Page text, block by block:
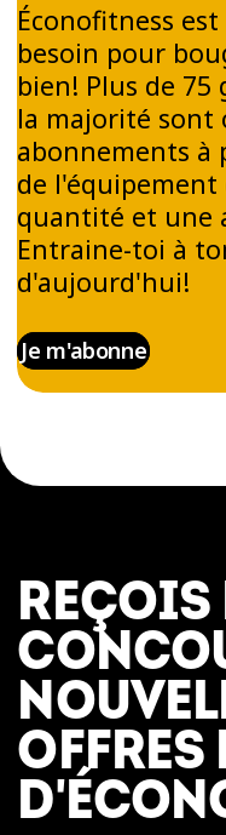
Éconofitness
besoin pour
bien! Plus de 75
la majorité sont
abonnements à
de
quantité et une
Entraine-toi à
d'aujourd'hui!
Je m'abonne
REÇOIS